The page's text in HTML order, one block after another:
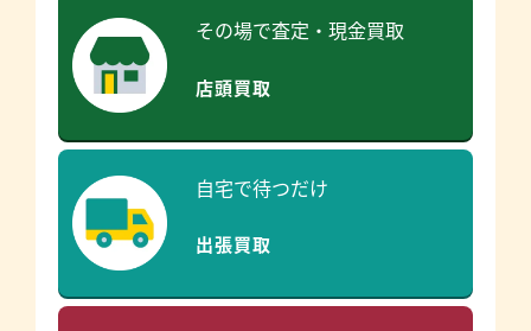
その場で査定・現金買取
店頭買取
自宅で待つだけ
出張買取